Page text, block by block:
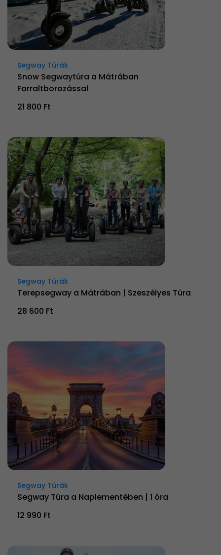
Segway Túrák
Snow Segwaytúra a Mátrában
Forraltborozással
21 800 Ft
Segway Túrák
Terepsegway a Mátrában | Szeszélyes Túra
28 600 Ft
Segway Túrák
Segway Túra a Naplementében | 1 óra
12 990 Ft